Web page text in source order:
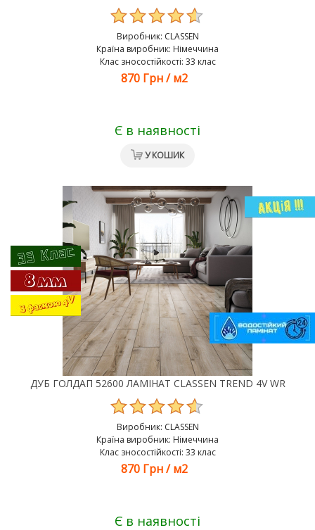
Виробник: CLASSEN
Країна виробник: Німеччина
Клас зносостійкості: 33 клас
870 Грн /м2
Є в наявності
У КОШИК
ДУБ ГОЛДАП 52600 ЛАМІНАТ CLASSEN TREND 4V WR
Виробник: CLASSEN
Країна виробник: Німеччина
Клас зносостійкості: 33 клас
870 Грн /м2
Є в наявності